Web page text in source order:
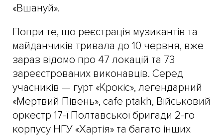
«Вшануй».
Попри те, що реєстрація музикантів та
майданчиків тривала до 10 червня, вже
зараз відомо про 47 локацій та 73
зареєстрованих виконавців. Серед
учасників — гурт «Крокіс», легендарний
«Мертвий Півень», cafe ptakh, Військовий
оркестр 17-ї Полтавської бригади 2-го
корпусу НГУ «Хартія» та багато інших